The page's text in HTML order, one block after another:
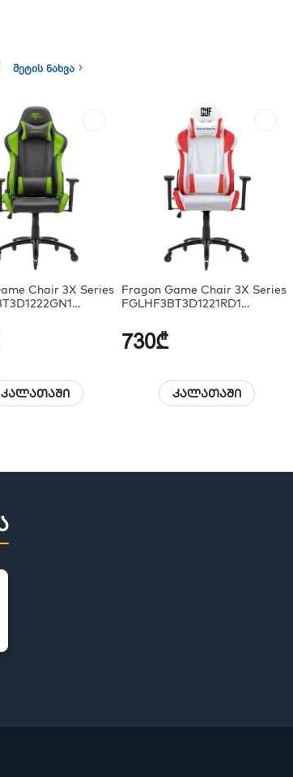
მეტის ნახვა
Chair 3X Series
კალათაში
Fragon Game Chair 3X Series
FGLHF3BT3D1221RD1
730₾
კალათაში